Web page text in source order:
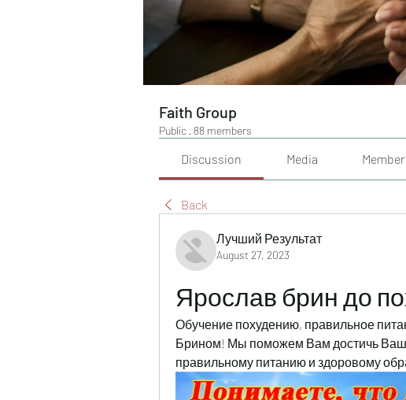
Faith Group
Public · 88 members
Discussion Media
Back
Лучший Результат
August 27, 2023
Ярослав брин до
Обучение похудению, правильное
Брином! Мы поможем Вам достичь
правильному питанию и здоровому